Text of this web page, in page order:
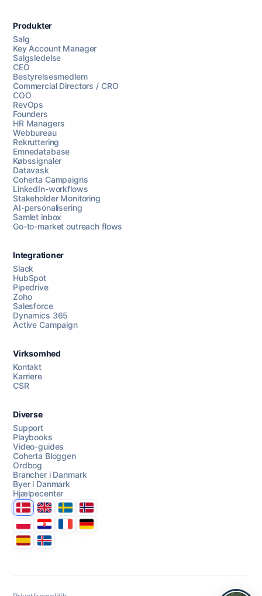
Chat med os
AI Campaign Assist
Produkter
Salg
Key Account Manager
Salgsledelse
CEO
Bestyrelsesmedlem
Commercial Directors / CRO
COO
RevOps
Founders
HR Managers
Webbureau
Rekruttering
Emnedatabase
Købssignaler
Datavask
Coherta Campaigns
LinkedIn-workflows
Stakeholder Monitoring
AI-personalisering
Samlet inbox
Go-to-market outreach flows
Integrationer
Slack
HubSpot
Pipedrive
Zoho
Salesforce
Dynamics 365
Active Campaign
Virksomhed
Kontakt
Karriere
CSR
Diverse
Support
Playbooks
Video-guides
Coherta Bloggen
Ordbog
Brancher i Danmark
Byer i Danmark
Hjælpecenter
DanmarkUnited Kingdom
SverigeNorge
PolskaHrvatskaFranceDeutschland
EspanaÍsland